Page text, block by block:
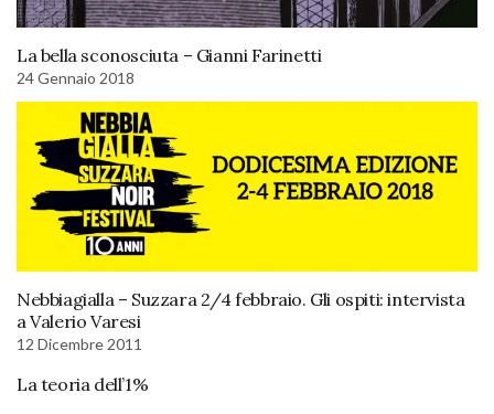
La bella sconosciuta – Gianni Farinetti
24 Gennaio 2018
Nebbiagialla – Suzzara 2/4 febbraio. Gli ospiti: intervista
a Valerio Varesi
12 Dicembre 2011
La teoria dell’1%